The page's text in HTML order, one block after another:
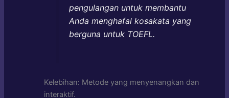
pengulangan untuk membantu
Anda menghafal kosakata yang
berguna untuk TOEFL.
Kelebihan: Metode yang menyenangkan dan
interaktif.